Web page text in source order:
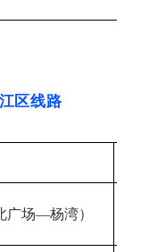
区线路
广场—杨湾）